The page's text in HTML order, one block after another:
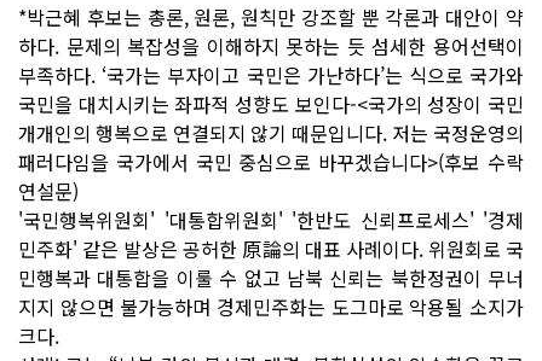
*박근혜 후보는 총론, 원론, 원칙만 강조할 뿐 각론과 대안이 약
하다. 문제의 복잡성을 이해하지 못하는 듯 섬세한 용어선택이
부족하다. ‘국가는 부자이고 국민은 가난하다’는 식으로 국가와
국민을 대치시키는 좌파적 성향도 보인다-<국가의 성장이 국민
개개인의 행복으로 연결되지 않기 때문입니다. 저는 국정운영의
패러다임을 국가에서 국민 중심으로 바꾸겠습니다>(후보 수락
연설문)
'국민행복위원회' '대통합위원회' '한반도 신뢰프로세스' '경제
민주화' 같은 발상은 공허한 原論의 대표 사례이다. 위원회로 국
민행복과 대통합을 이룰 수 없고 남북 신뢰는 북한정권이 무너
지지 않으면 불가능하며 경제민주화는 도그마로 악용될 소지가
크다.